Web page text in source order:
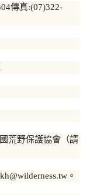
傳真:(07)322-
荒野保護協會（請
。